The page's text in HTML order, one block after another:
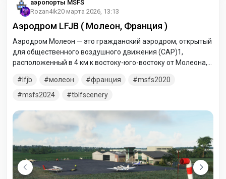
аэропорты MSFS
Rozan4ik20 марта 2026, 13:13
Аэродром LFJB ( Молеон, Франция )
Аэродром Молеон — это гражданский аэродром, открытый
для общественного воздушного движения (CAP)1,
расположенный в 4 км к востоку-юго-востоку от Молеона,
аэродром используется для отдыха и туризма.
lfjb молеон франция
msfs2020
msfs2024
tblfscenery